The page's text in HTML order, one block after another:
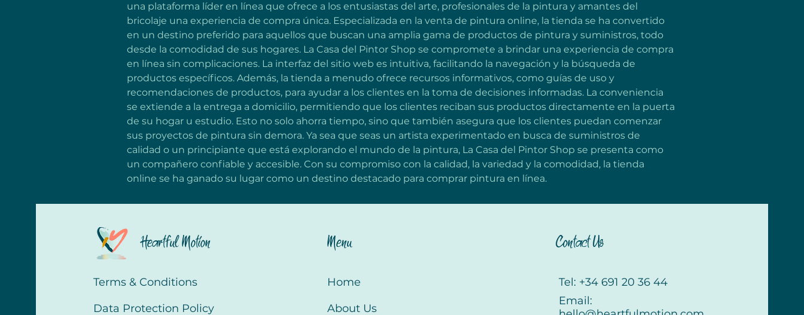
una plataforma líder en línea que ofrece a los entusiastas del arte, profesionales de la pintura y amantes del
bricolaje una experiencia de compra única. Especializada en la venta de pintura online, la tienda se ha convertido
en un destino preferido para aquellos que buscan una amplia gama de productos de pintura y suministros, todo
desde la comodidad de sus hogares. La Casa del Pintor Shop se compromete a brindar una experiencia de compra
en línea sin complicaciones. La interfaz del sitio web es intuitiva, facilitando la navegación y la búsqueda de
productos específicos. Además, la tienda a menudo ofrece recursos informativos, como guías de uso y
recomendaciones de productos, para ayudar a los clientes en la toma de decisiones informadas. La conveniencia
se extiende a la entrega a domicilio, permitiendo que los clientes reciban sus productos directamente en la puerta
de su hogar u estudio. Esto no solo ahorra tiempo, sino que también asegura que los clientes puedan comenzar
sus proyectos de pintura sin demora. Ya sea que seas un artista experimentado en busca de suministros de
calidad o un principiante que está explorando el mundo de la pintura, La Casa del Pintor Shop se presenta como
un compañero confiable y accesible. Con su compromiso con la calidad, la variedad y la comodidad, la tienda
online se ha ganado su lugar como un destino destacado para comprar pintura en línea.
Heartful Motion
Terms & Conditions
Data Protection Policy
Menu
Home
About Us
Contact Us
Tel: +34 691 20 36 44
Email: